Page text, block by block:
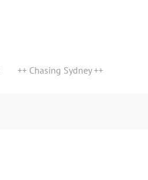
++ Chasing Sydney ++